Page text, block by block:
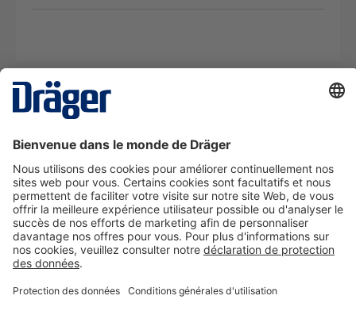
La technologie
Nous contacter
A propos de Dräger
Informations